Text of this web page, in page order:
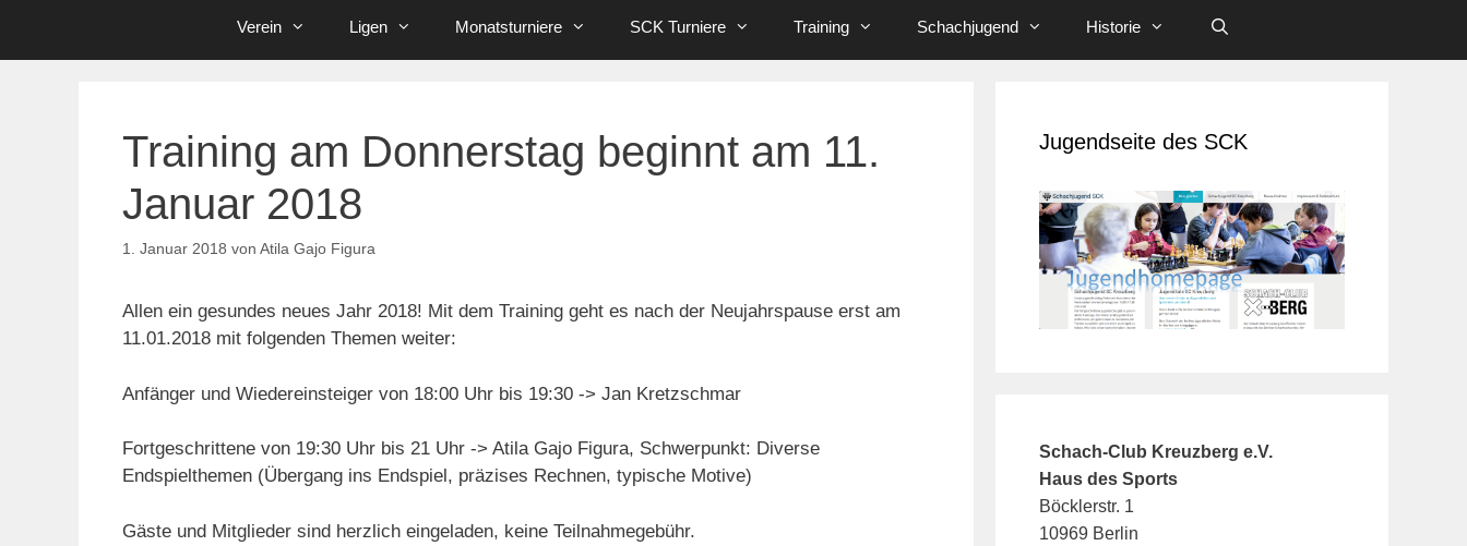
Verein Ligen Monatsturniere SCK Turniere Training Schachjugend Historie
Training am Donnerstag beginnt am 11.
Januar 2018
1. Januar 2018 von Atila Gajo Figura
Allen ein gesundes neues Jahr 2018! Mit dem Training geht es nach der Neujahrspause erst am
11.01.2018 mit folgenden Themen weiter:
Anfänger und Wiedereinsteiger von 18:00 Uhr bis 19:30 -> Jan Kretzschmar
Fortgeschrittene von 19:30 Uhr bis 21 Uhr -> Atila Gajo Figura, Schwerpunkt: Diverse
Endspielthemen (Übergang ins Endspiel, präzises Rechnen, typische Motive)
Gäste und Mitglieder sind herzlich eingeladen, keine Teilnahmegebühr.
Jugendseite des SCK
Schach-Club Kreuzberg e.V.
Haus des Sports
Böcklerstr. 1
10969 Berlin